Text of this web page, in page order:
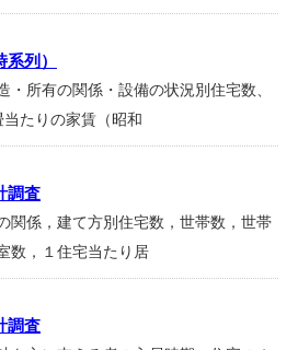
列）
・所有の関係・設備の状況別住宅数、
たりの家賃（昭和
調査
関係，建て方別住宅数，世帯数，世帯
数，１住宅当たり居
調査